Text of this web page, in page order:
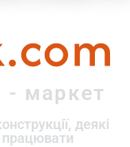
- маркет
деякі
працювати